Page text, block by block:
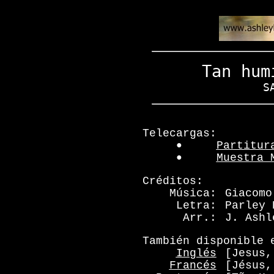
Tan
Telecargas:
●
●
Muestra
Créditos:
Música:
Letra:
Parley
Arr.:
J.
También disponible
Inglés
Francés